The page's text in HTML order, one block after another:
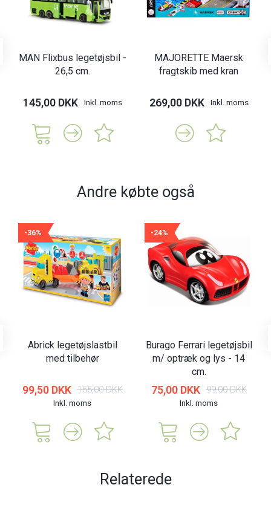
MAN Flixbus legetøjsbil -
26,5 cm.
145,00 DKK Inkl. moms
MAJORETTE Maersk
fragtskib med kran
269,00 DKK Inkl. moms
Andre købte også
-36%
Abrick legetøjslastbil
med tilbehør
99,50 DKK 155,00 DKK
Inkl. moms
-24%
Burago Ferrari legetøjsbil
m/ optræk og lys - 14
cm.
75,00 DKK 99,00 DKK
Inkl. moms
Relaterede